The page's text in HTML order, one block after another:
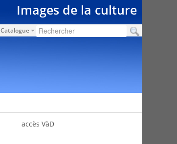
Images de la culture
Catalogue
accès VàD